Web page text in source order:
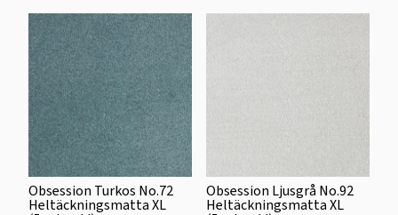
Obsession Turkos No.72
Heltäckningsmatta XL
Obsession Ljusgrå No.92
Heltäckningsmatta XL